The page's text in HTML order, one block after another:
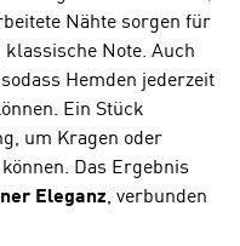
Nähte sorgen für
Note. Auch
Hemden jederzeit
Ein Stück
um Kragen oder
Das Ergebnis
Eleganz, verbunden